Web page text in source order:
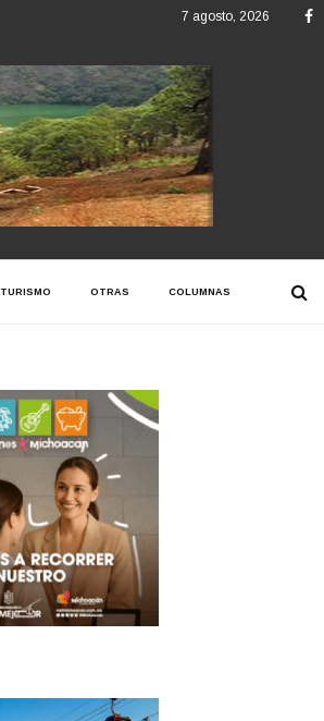
7 agosto, 2026
TURISMO OTRAS COLUMNAS